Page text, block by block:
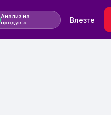
Анализ на
продукта
Влезте